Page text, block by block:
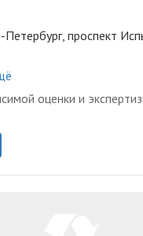
Петербург, проспект
оценки и